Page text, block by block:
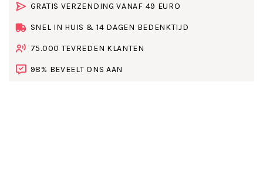
GRATIS VERZENDING VANAF 49 EURO
SNEL IN HUIS & 14 DAGEN BEDENKTIJD
75.000 TEVREDEN KLANTEN
98% BEVEELT ONS AAN